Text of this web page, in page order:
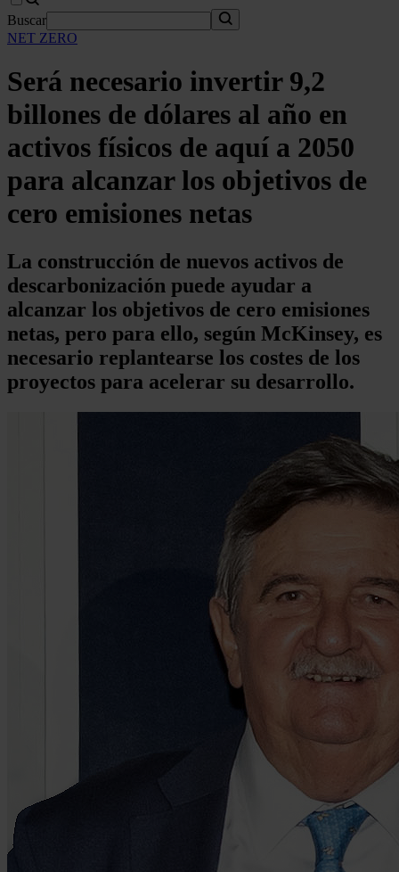
Buscar
NET ZERO
Será necesario invertir 9,2
billones de dólares al año en
activos físicos de aquí a 2050
para alcanzar los objetivos de
cero emisiones netas
La construcción de nuevos activos de
descarbonización puede ayudar a
alcanzar los objetivos de cero emisiones
netas, pero para ello, según McKinsey, es
necesario replantearse los costes de los
proyectos para acelerar su desarrollo.